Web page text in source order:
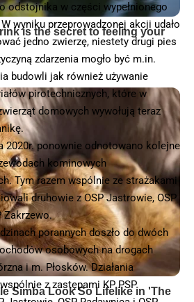
odstojnika w części wypełnionego
wyniku przeprowadzonej akcji udało
jedno zwierzę, niestety drugi pies
zdarzenia mogło być m.in.
budowli jak również używanie
pirotechnicznych, które w
domowych wywołują teraz
2020r. ponownie odnotowano kolejne
kominowych
Tym razem wspólnie ze strażakami
druhowie z OSP Jastrowie, OSP
Zakrzewo.
porannych doszło do dwóch
osobowych na drogach
i m. Płosków. Działania
z zastępami KP PSP